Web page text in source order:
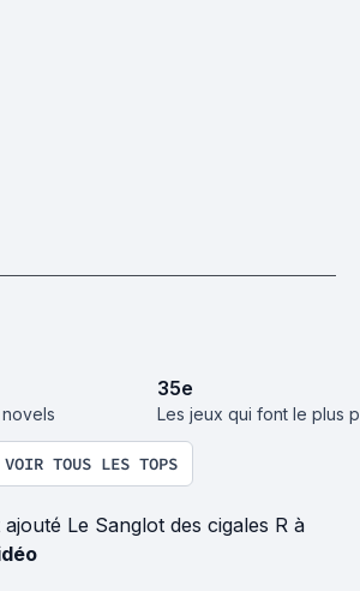
35e
Les jeux qui font le plus
VOIR TOUS LES TOPS
Le Sanglot des cigales R à